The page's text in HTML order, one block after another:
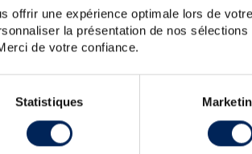
offrir une expérience optimale lors de
la présentation de nos sélections
de votre confiance.
Statistiques
Grand Cru
Elles ne sont pas
Attention, ce texte
le copier sans en